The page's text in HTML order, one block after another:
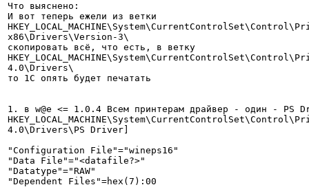
Что выяснено:
И вот теперь ежели из ветки
x86\Drivers\Version-3\
скопировать всё, что есть, в ветку
4.0\Drivers\
то 1С опять будет печатать
1. в w@e <= 1.0.4 Всем принтерам драйвер - один - PS
4.0\Drivers\PS Driver]
"Configuration File"="wineps16"
"Data File"="<datafile?>"
"Datatype"="RAW"
"Dependent Files"=hex(7):00